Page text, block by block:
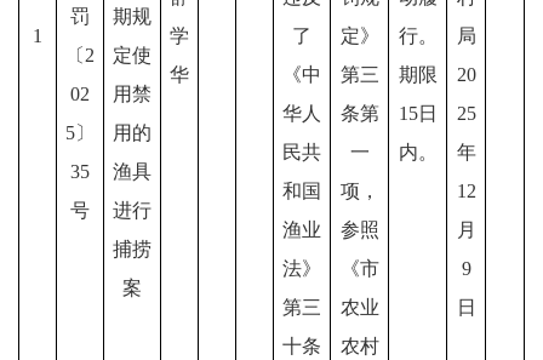
1
罚
〔2
02
5〕
35
号
期规
定使
用禁
用的
渔具
进行
捕捞
案
学
华
了
《中
华人
民共
和国
渔业
法》
第三
十条
定》
第三
条第
一
项，
参照
《市
农业
农村
行。
期限
15日
内。
局
20
25
年
12
月
9
日